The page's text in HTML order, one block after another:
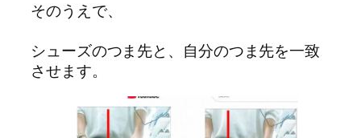
そのうえで、
シューズのつま先と、自分のつま先を一致
させます。